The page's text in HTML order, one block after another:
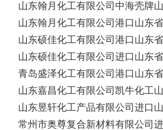
山东翰月化工有限公司 中海壳牌
山东翰月化工有限公司 港口山东
山东硕佳化工有限公司 港口山东
山东硕佳化工有限公司 进口山东
青岛盛泽化工有限公司 港口山东省
山东嘉昌化工有限公司 凯牛化工
山东昱轩化工产品有限公司 进口
常州市奥尊复合新材料有限公司